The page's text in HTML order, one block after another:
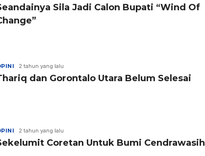
Sila Jadi Calon Bupati “Wind Of
2 tahun yang lalu
dan Gorontalo Utara Belum Selesai
2 tahun yang lalu
Coretan Untuk Bumi Cendrawasih